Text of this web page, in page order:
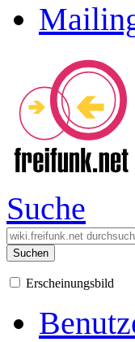
Suche
Suchen
Erscheinungsbild